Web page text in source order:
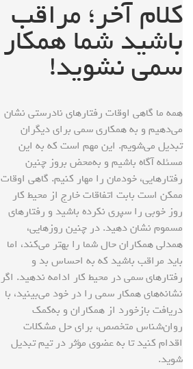
کلام آخر؛ مراقب
باشید شما همکار
سمی نشوید!
همه ما گاهی اوقات رفتارهای نادرستی نشان
می‌دهیم و به همکاری سمی برای دیگران
تبدیل می‌شویم. این مهم است که به این
مسئله آگاه باشیم و به‌محض بروز چنین
رفتارهایی، خودمان را مهار کنیم. گاهی اوقات
ممکن است بابت اتفاقات خارج از محیط کار
روز خوبی را سپری نکرده باشید و رفتارهای
مسموم نشان دهید. در چنین روزهایی،
همدلی همکاران حال شما را بهتر می‌کند، اما
باید مراقب باشید که به احساس بد و
رفتارهای سمی در محیط کار ادامه ندهید. اگر
نشانه‌های همکار سمی را در خود می‌بینید، با
دریافت بازخورد از همکاران و به‌کمک
روان‌شناس متخصص، برای حل مشکلات
اقدام کنید تا به عضوی مؤثر در تیم تبدیل
شوید.